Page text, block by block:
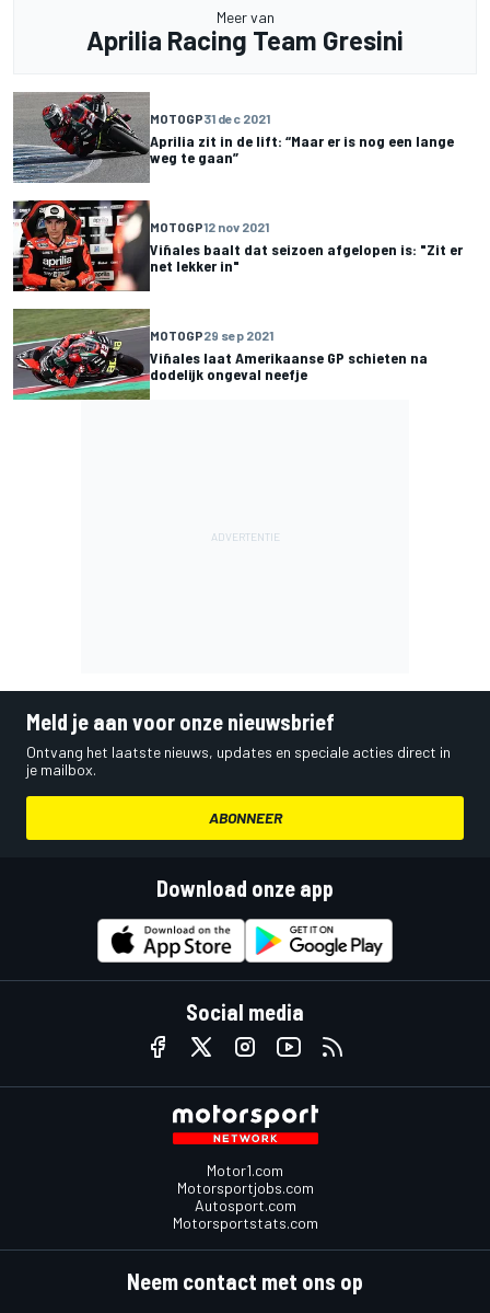
Meer van
Aprilia Racing Team Gresini
MOTOGP31 dec 2021
Aprilia zit in de lift: “Maar er is nog een lange
weg te gaan”
MOTOGP12 nov 2021
Viñales baalt dat seizoen afgelopen is: "Zit er
net lekker in"
MOTOGP29 sep 2021
Viñales laat Amerikaanse GP schieten na
dodelijk ongeval neefje
Meld je aan voor onze nieuwsbrief
Ontvang het laatste nieuws, updates en speciale acties direct in
je mailbox.
ABONNEER
Download onze app
Social media
Motor1.com
Motorsportjobs.com
Autosport.com
Motorsportstats.com
Neem contact met ons op